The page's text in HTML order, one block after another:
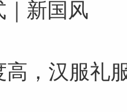
新国风
，汉服礼